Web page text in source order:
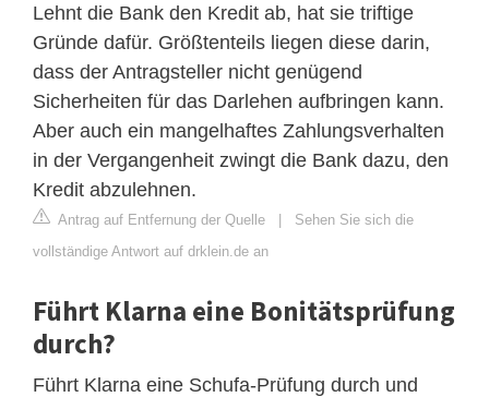
Lehnt die Bank den Kredit ab, hat sie triftige
Gründe dafür. Größtenteils liegen diese darin,
dass der Antragsteller nicht genügend
Sicherheiten für das Darlehen aufbringen kann.
Aber auch ein mangelhaftes Zahlungsverhalten
in der Vergangenheit zwingt die Bank dazu, den
Kredit abzulehnen.
Antrag auf Entfernung der Quelle | Sehen Sie sich die
vollständige Antwort auf drklein.de an
Führt Klarna eine Bonitätsprüfung
durch?
Führt Klarna eine Schufa-Prüfung durch und